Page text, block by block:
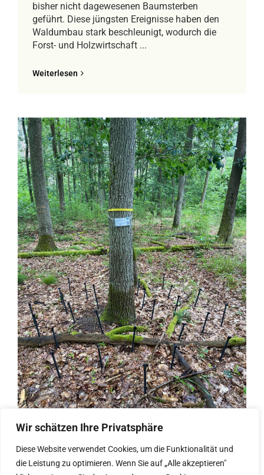
Wir schätzen Ihre Privatsphäre
Diese Website verwendet Cookies, um die Funktionalität und
die Leistung zu optimieren. Wenn Sie auf „Alle akzeptieren"
bisher nicht dagewesenen Baumsterben
geführt. Diese jüngsten Ereignisse haben den
Waldumbau stark beschleunigt, wodurch die
Forst- und Holzwirtschaft ...
Weiterlesen
Effiziente Mischung zukunftsweisender
Baumarten zur